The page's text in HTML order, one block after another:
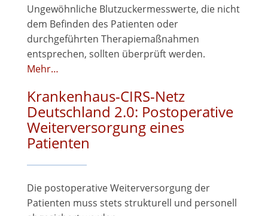
Ungewöhnliche Blutzuckermesswerte, die nicht
dem Befinden des Patienten oder
durchgeführten Therapiemaßnahmen
entsprechen, sollten überprüft werden.
Mehr…
Krankenhaus-CIRS-Netz
Deutschland 2.0: Postoperative
Weiterversorgung eines
Patienten
Die postoperative Weiterversorgung der
Patienten muss stets strukturell und personell